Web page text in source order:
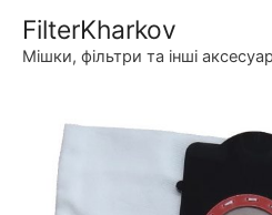
FilterKharkov
Мішки, фільтри та інші